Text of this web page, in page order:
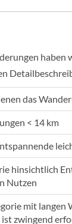
haben
das
< 14 km
hinsichtlich
Nutzen
mit langen
zwingend